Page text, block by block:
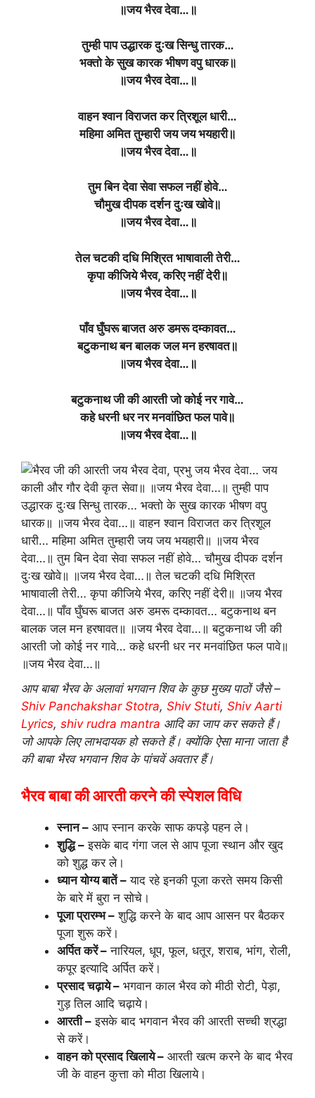
॥जय भैरव देवा…॥
तुम्ही पाप उद्धारक दुःख सिन्धु तारक…
भक्तो के सुख कारक भीषण वपु धारक॥
॥जय भैरव देवा…॥
वाहन श्वान विराजत कर त्रिशूल धारी…
महिमा अमित तुम्हारी जय जय भयहारी॥
॥जय भैरव देवा…॥
तुम बिन देवा सेवा सफल नहीं होवे…
चौमुख दीपक दर्शन दुःख खोवे॥
॥जय भैरव देवा…॥
तेल चटकी दधि मिश्रित भाषावाली तेरी…
कृपा कीजिये भैरव, करिए नहीं देरी॥
॥जय भैरव देवा…॥
पाँव घुँघरू बाजत अरु डमरू दम्कावत…
बटुकनाथ बन बालक जल मन हरषावत॥
॥जय भैरव देवा…॥
बटुकनाथ जी की आरती जो कोई नर गावे…
कहे धरनी धर नर मनवांछित फल पावे॥
॥जय भैरव देवा…॥
आप बाबा भैरव के अलावां भगवान शिव के कुछ मुख्य पाठों जैसे –
Shiv Panchakshar Stotra, Shiv Stuti, Shiv Aarti
Lyrics, shiv rudra mantra आदि का जाप कर सकते हैं।
जो आपके लिए लाभदायक हो सकते हैं। क्योंकि ऐसा माना जाता है
की बाबा भैरव भगवान शिव के पांचवें अवतार हैं।
भैरव बाबा की आरती करने की स्पेशल विधि
स्नान – आप स्नान करके साफ कपड़े पहन ले।
शुद्धि – इसके बाद गंगा जल से आप पूजा स्थान और खुद
को शुद्ध कर ले।
ध्यान योग्य बातें – याद रहे इनकी पूजा करते समय किसी
के बारे में बुरा न सोचे।
पूजा प्रारम्भ – शुद्धि करने के बाद आप आसन पर बैठकर
पूजा शुरू करें।
अर्पित करें – नारियल, धूप, फूल, धतूर, शराब, भांग, रोली,
कपूर इत्यादि अर्पित करें।
प्रसाद चढ़ाये – भगवान काल भैरव को मीठी रोटी, पेड़ा,
गुड़ तिल आदि चढ़ाये।
आरती – इसके बाद भगवान भैरव की आरती सच्ची श्रद्धा
से करें।
वाहन को प्रसाद खिलाये – आरती खत्म करने के बाद भैरव
जी के वाहन कुत्ता को मीठा खिलाये।